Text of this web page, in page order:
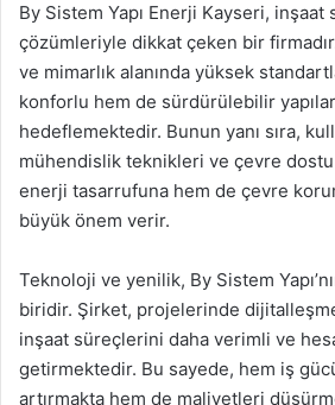
By Sistem Yapı Enerji Kayseri,
çözümleriyle dikkat çeken bir
ve mimarlık alanında yüksek
konforlu hem de sürdürülebilir
hedeflemektedir. Bunun yanı sıra,
mühendislik teknikleri ve çevre
enerji tasarrufuna hem de çevre
büyük önem verir.
Teknoloji ve yenilik, By Sistem
biridir. Şirket, projelerinde
inşaat süreçlerini daha verimli ve
getirmektedir. Bu sayede, hem iş
artırmakta hem de maliyetleri